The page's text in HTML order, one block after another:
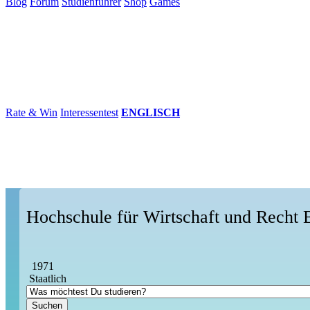
Rate & Win Interessentest ENGLISCH
Hochschule für Wirtschaft und Recht
1971
Staatlich